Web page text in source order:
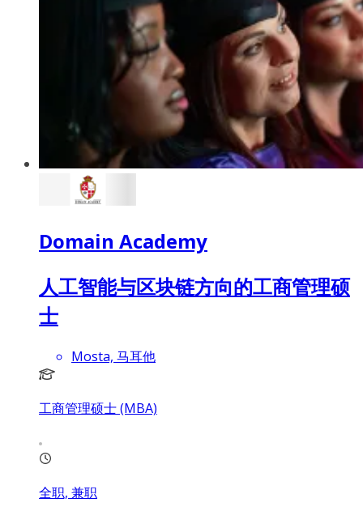
Domain Academy
人工智能与区块链方向的工商管理硕
士
Mosta, 马耳他
工商管理硕士 (MBA)
全职, 兼职